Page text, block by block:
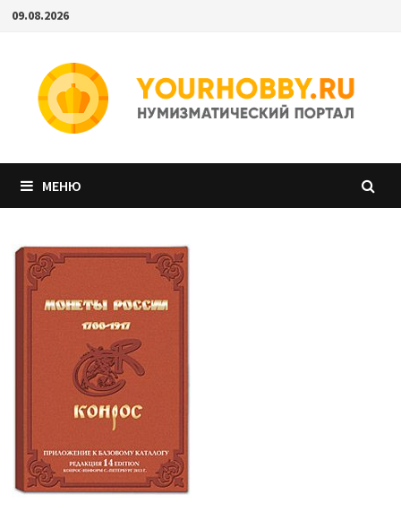
Перейти
содержимому
09.08.2026
МЕНЮ